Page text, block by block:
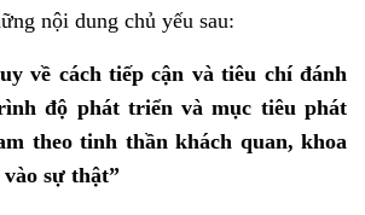
nội dung chủ yếu sau:
về cách tiếp cận và tiêu chí đánh
độ phát triển và mục tiêu phát
theo tinh thần khách quan, khoa
sự thật”